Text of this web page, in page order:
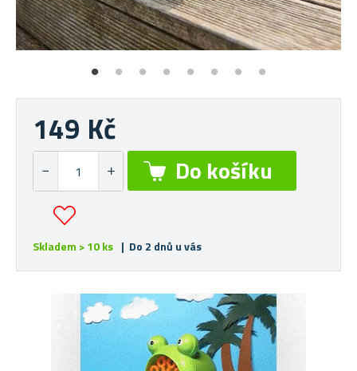
149 Kč
Skladem > 10 ks | Do 2 dnů u vás